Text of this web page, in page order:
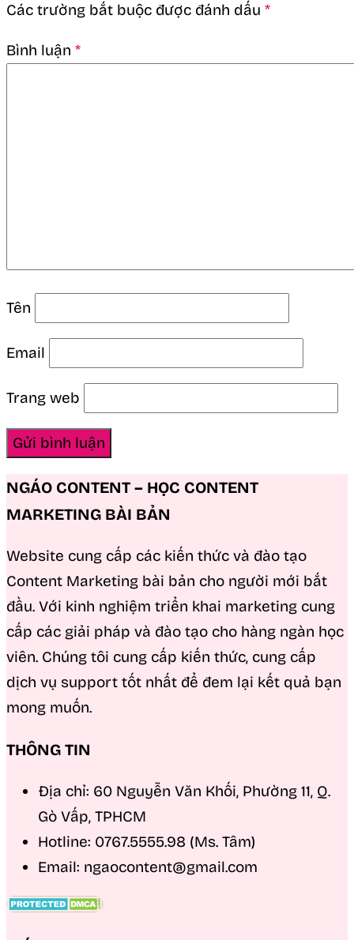
Các trường bắt buộc được đánh dấu *
Bình luận *
Tên
Email
Trang web
NGÁO CONTENT – HỌC CONTENT
MARKETING BÀI BẢN
Website cung cấp các kiến thức và đào tạo
Content Marketing bài bản cho người mới bắt
đầu. Với kinh nghiệm triển khai marketing cung
cấp các giải pháp và đào tạo cho hàng ngàn học
viên. Chúng tôi cung cấp kiến thức, cung cấp
dịch vụ support tốt nhất để đem lại kết quả bạn
mong muốn.
THÔNG TIN
Địa chỉ: 60 Nguyễn Văn Khối, Phường 11, Q.
Gò Vấp, TPHCM
Hotline: 0767.5555.98 (Ms. Tâm)
Email: ngaocontent@gmail.com